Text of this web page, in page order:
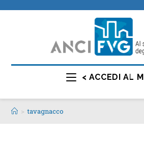
< ACCEDI AL
> tavagnacco